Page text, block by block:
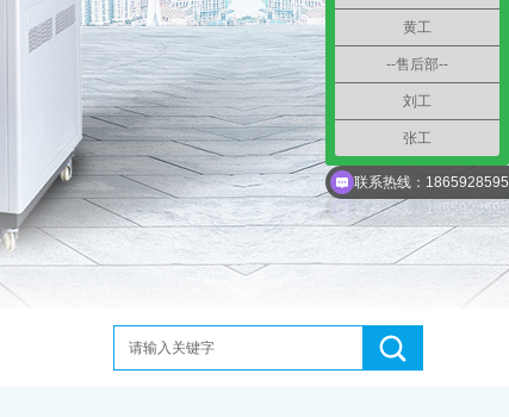
黄工
--售后部--
刘工
张工
联系热线：